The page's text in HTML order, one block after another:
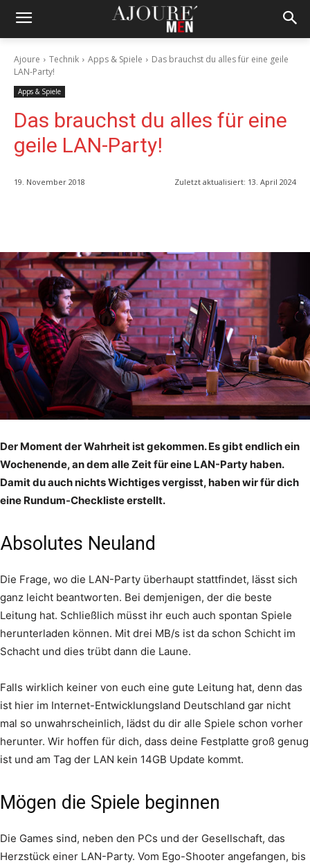
Ajoure Technik Apps & Spiele
Das brauchst du alles für eine geile
LAN-Party!
Apps & Spiele
Das brauchst du alles für eine
geile LAN-Party!
19. November 2018 Zuletzt aktualisiert: 13. April 2024
Der Moment der Wahrheit ist gekommen. Es gibt endlich ein
Wochenende, an dem alle Zeit für eine LAN-Party haben.
Damit du auch nichts Wichtiges vergisst, haben wir für dich
eine Rundum-Checkliste erstellt.
Absolutes Neuland
Die Frage, wo die LAN-Party überhaupt stattfindet, lässt sich
ganz leicht beantworten. Bei demjenigen, der die beste
Leitung hat. Schließlich müsst ihr euch auch spontan Spiele
herunterladen können. Mit drei MB/s ist da schon Schicht im
Schacht und dies trübt dann die Laune.
Falls wirklich keiner von euch eine gute Leitung hat, denn das
ist hier im Internet-Entwicklungsland Deutschland gar nicht
mal so unwahrscheinlich, lädst du dir alle Spiele schon vorher
herunter. Wir hoffen für dich, dass deine Festplatte groß genug
ist und am Tag der LAN kein 14GB Update kommt.
Mögen die Spiele beginnen
Die Games sind, neben den PCs und der Gesellschaft, das
Herzstück einer LAN-Party. Vom Ego-Shooter angefangen, bis